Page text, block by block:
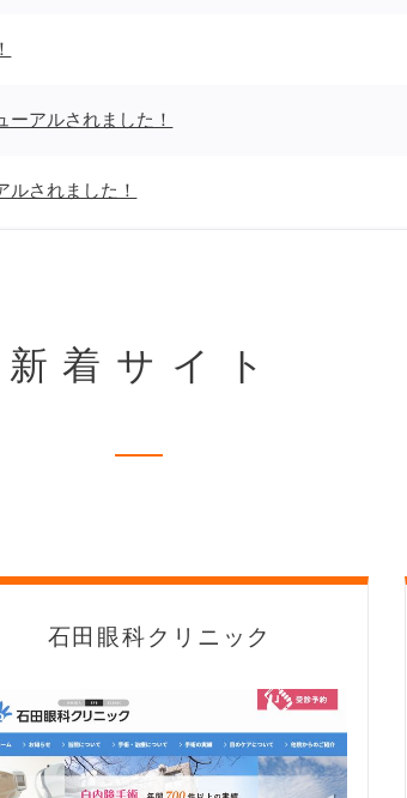
ーアルされました！
されました！
新着サイト
石田眼科クリニック